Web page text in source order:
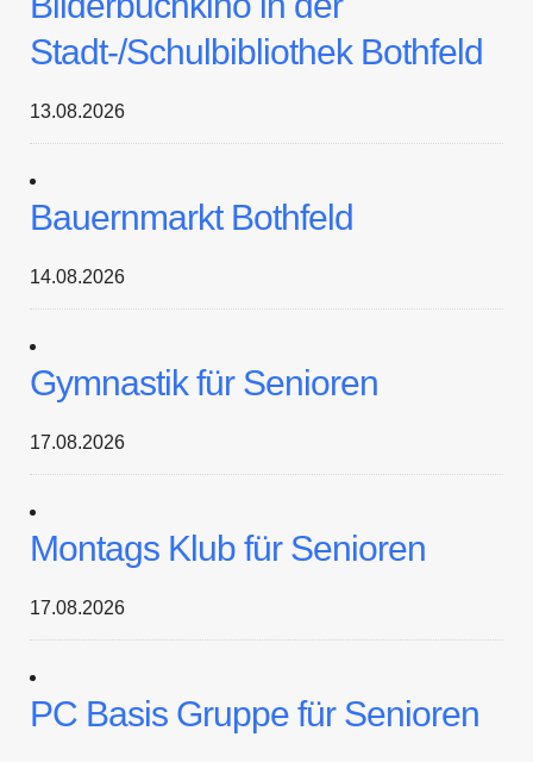
Stadt-/Schulbibliothek Bothfeld
13.08.2026
Bauernmarkt Bothfeld
14.08.2026
Gymnastik für Senioren
17.08.2026
Montags Klub für Senioren
17.08.2026
PC Basis Gruppe für Senioren